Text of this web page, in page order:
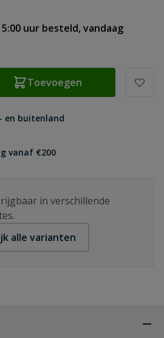
uur besteld, vandaag
Toevoegen
en buitenland
vanaf €200
in verschillende
alle varianten